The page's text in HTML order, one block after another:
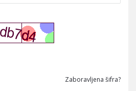
Zaboravljena šifra?